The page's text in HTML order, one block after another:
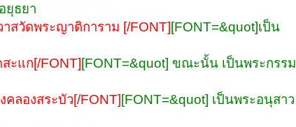
ยุธยา
สวัดพระญาติการาม [/FONT] [FONT=&quot]เป็น
ะแก[/FONT] [FONT=&quot] ขณะนั้น เป็นพระกรรม
คลองสระบัว[/FONT] [FONT=&quot] เป็นพระอนุสาว